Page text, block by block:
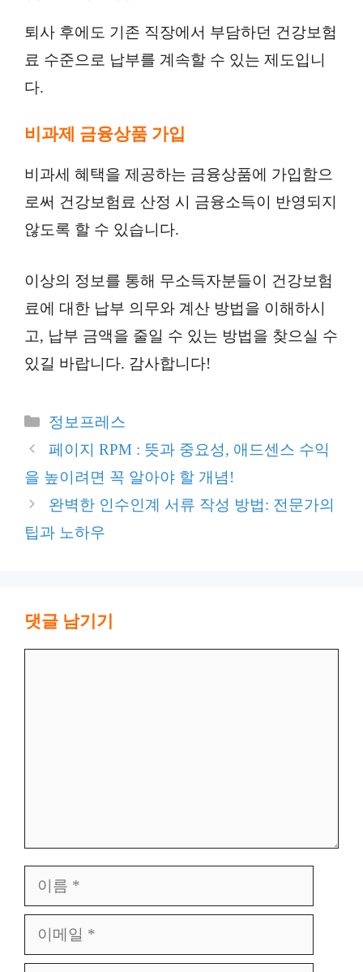
퇴사 후에도 기존 직장에서 부담하던 건강보험
료 수준으로 납부를 계속할 수 있는 제도입니
다.
비과제 금융상품 가입
비과세 혜택을 제공하는 금융상품에 가입함으
로써 건강보험료 산정 시 금융소득이 반영되지
않도록 할 수 있습니다.
이상의 정보를 통해 무소득자분들이 건강보험
료에 대한 납부 의무와 계산 방법을 이해하시
고, 납부 금액을 줄일 수 있는 방법을 찾으실 수
있길 바랍니다. 감사합니다!
카
테
리
정보프레스
페이지 RPM : 뜻과 중요성, 애드센스 수익
을 높이려면 꼭 알아야 할 개념!
완벽한 인수인계 서류 작성 방법: 전문가의
팁과 노하우
댓글 남기기
름
메